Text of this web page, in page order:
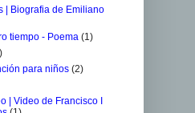
| Biografia de Emiliano
tiempo - Poema (1)
para niños (2)
| Video de Francisco I